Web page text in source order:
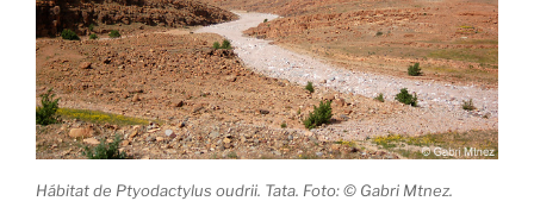
Hábitat de Ptyodactylus oudrii. Tata. Foto: © Gabri Mtnez.